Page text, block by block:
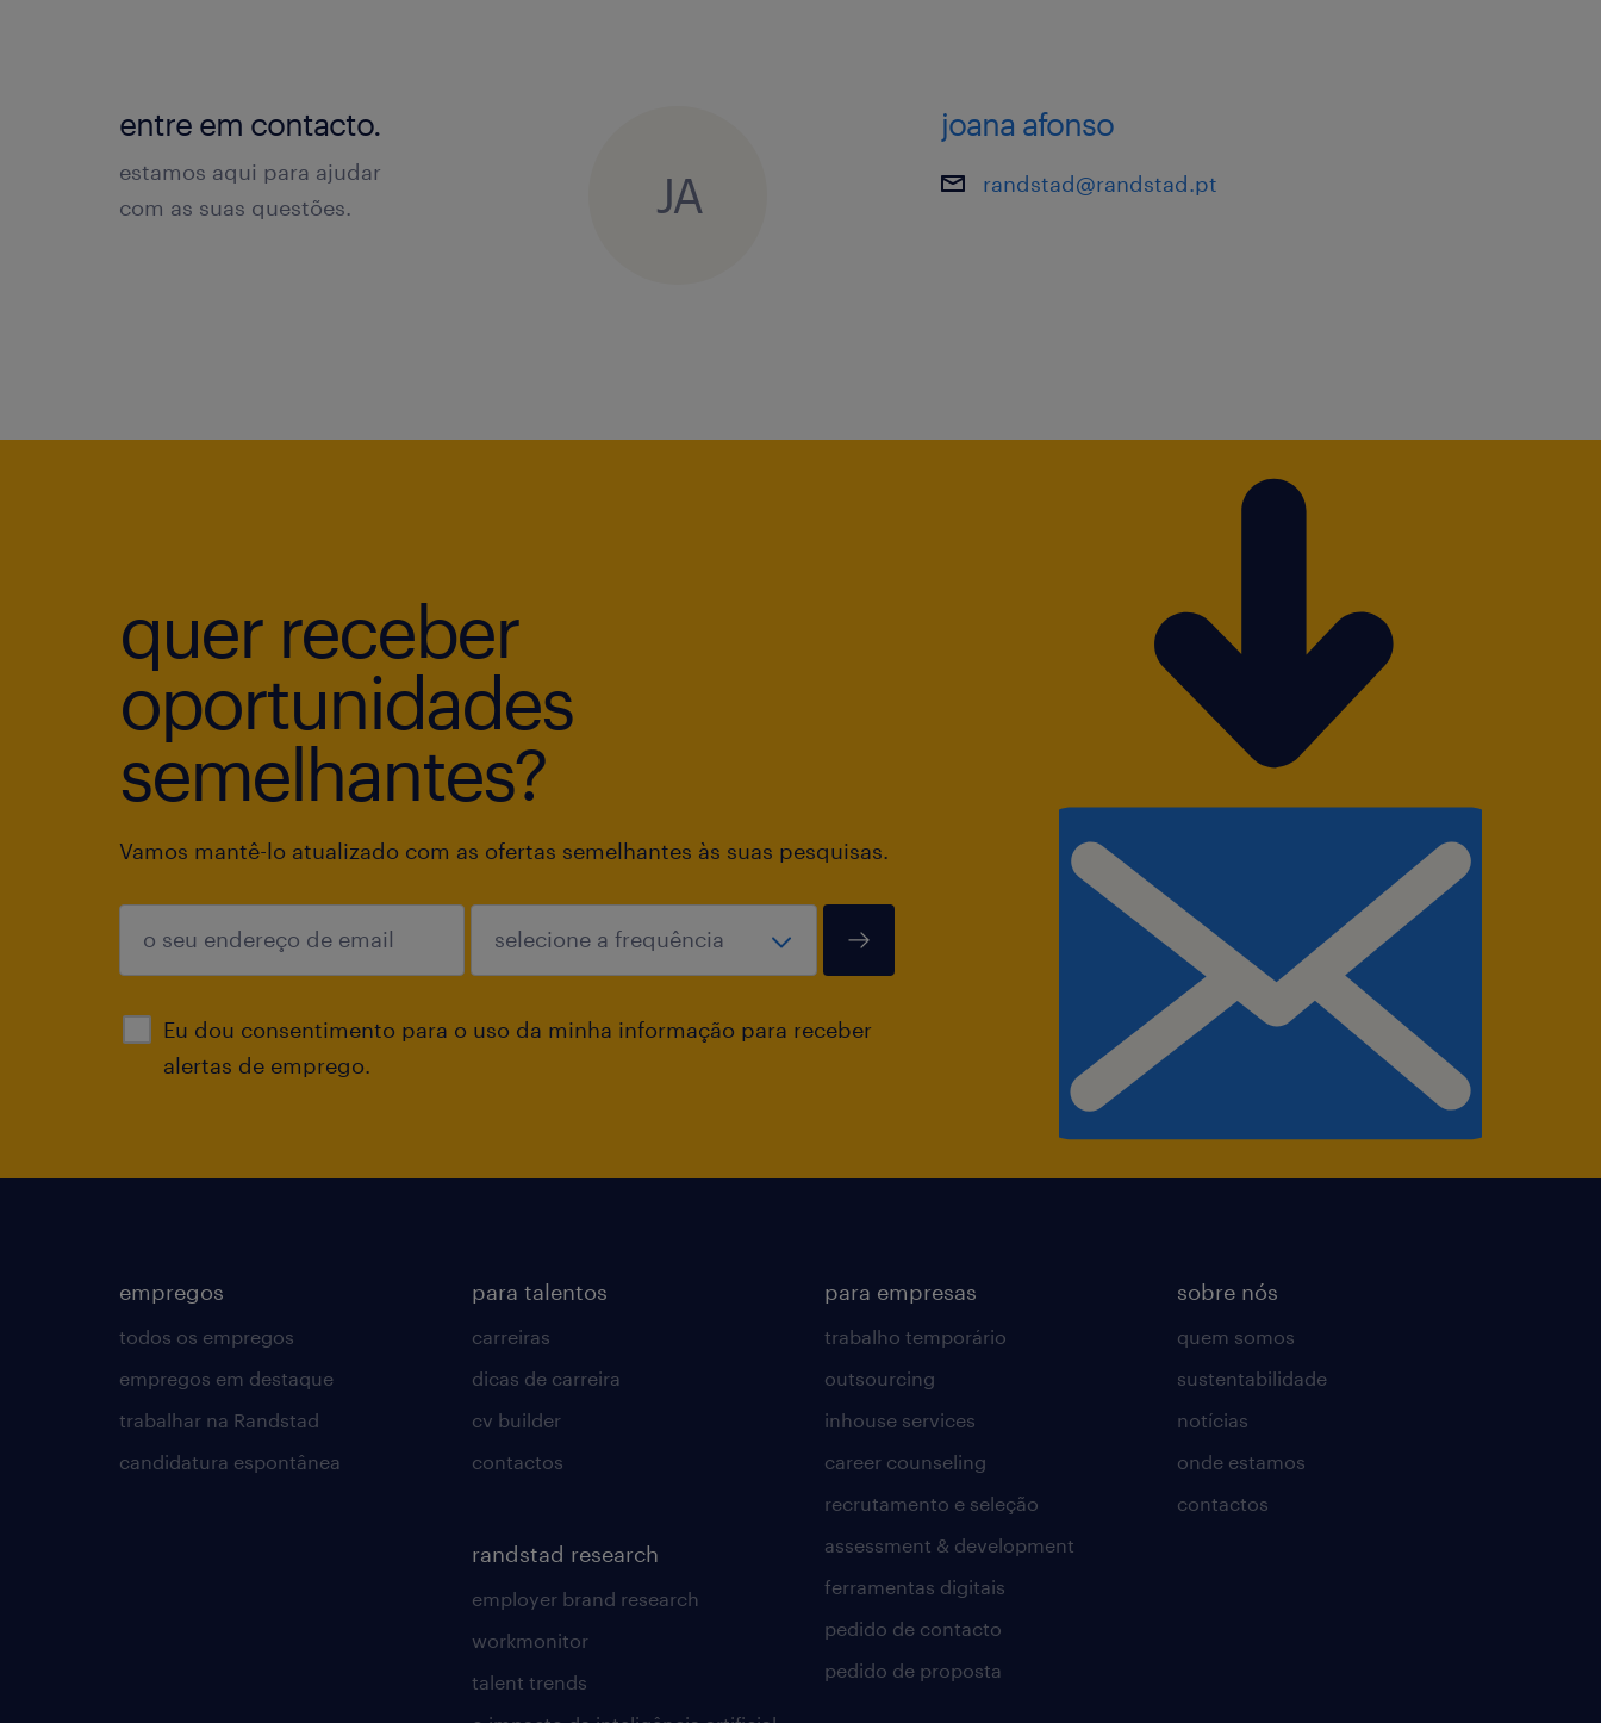
entre em contacto.
estamos aqui para ajudar
com as suas questões.
JA
joana afonso
randstad@randstad.pt
quer receber
oportunidades
semelhantes?
Vamos mantê-lo atualizado com as ofertas semelhantes às suas pesquisas.
Eu dou consentimento para o uso da minha informação para receber
alertas de emprego.
enviar
empregos
todos os empregos
empregos em destaque
trabalhar na Randstad
candidatura espontânea
para talentos
carreiras
dicas de carreira
cv builder
contactos
randstad research
employer brand research
workmonitor
talent trends
para empresas
trabalho temporário
outsourcing
inhouse services
career counseling
recrutamento e seleção
assessment & development
ferramentas digitais
pedido de contacto
pedido de proposta
sobre nós
quem somos
sustentabilidade
notícias
onde estamos
contactos